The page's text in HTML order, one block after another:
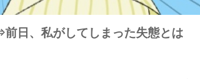
日、私がしてしまった失態とは